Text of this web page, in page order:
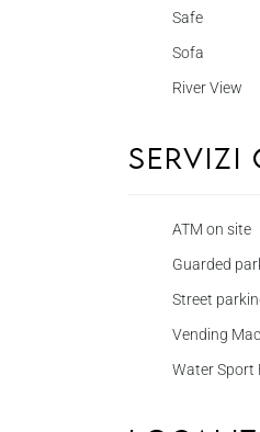
Safe
Sofa
River View
ATM on site
Guarded
Street
Vending
Water Sport